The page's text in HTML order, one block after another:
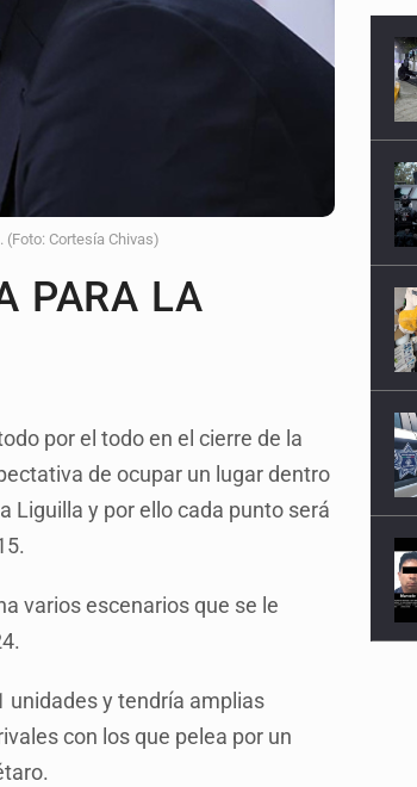
(Foto: Cortesía Chivas)
PARA LA
por el todo en el cierre de la
de ocupar un lugar dentro
Liguilla y por ello cada punto será
varios escenarios que se le
unidades y tendría amplias
con los que pelea por un